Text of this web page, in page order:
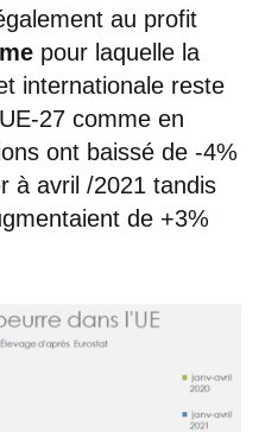
au profit
pour laquelle la
internationale reste
27 comme en
ont baissé de -4%
à avril /2021 tandis
de +3%